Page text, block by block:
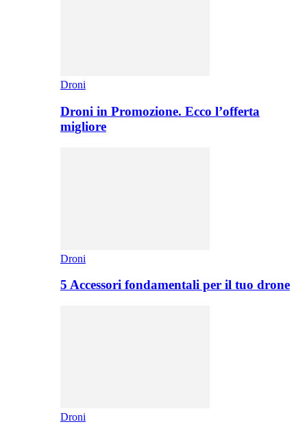
Droni
Droni in Promozione. Ecco l’offerta
migliore
Droni
5 Accessori fondamentali per il tuo drone
Droni